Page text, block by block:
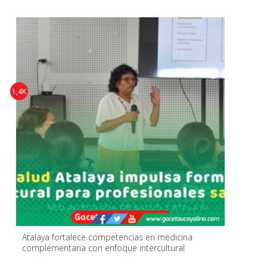
Atalaya fortalece competencias en medicina
complementaria con enfoque intercultural
1,4K